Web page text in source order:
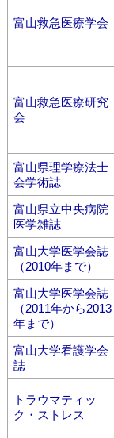
富山救急医療学会
富山救急医療研究
会
富山県理学療法士
会学術誌
富山県立中央病院
医学雑誌
富山大学医学会誌
（2010年まで）
富山大学医学会誌
（2011年から2013
年まで）
富山大学看護学会
誌
トラウマティッ
ク・ストレス